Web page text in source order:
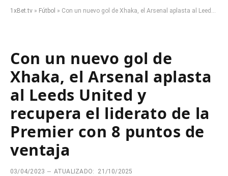
1xBet.tv » Fútbol » Con un nuevo gol de Xhaka, el Arsenal aplasta al Leeds United y recupera el liderato de la Premier con 8 puntos de ventaja
Con un nuevo gol de
Xhaka, el Arsenal aplasta
al Leeds United y
recupera el liderato de la
Premier con 8 puntos de
ventaja
03/04/2023 ATUALIZADO:
21/10/2025